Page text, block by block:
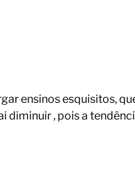
ensinos esquisitos,
diminuir , pois a